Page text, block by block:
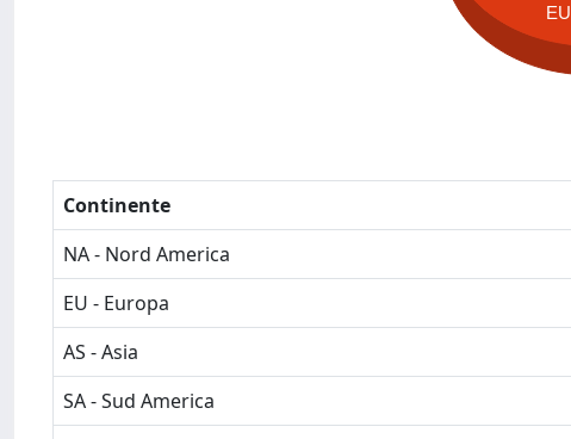
EU
Continente
NA - Nord America
EU - Europa
AS - Asia
SA - Sud America